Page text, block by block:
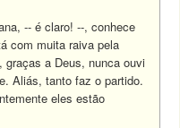
-- é claro! --, conhece
com muita raiva pela
a Deus, nunca ouvi
Aliás, tanto faz o partido.
eles estão